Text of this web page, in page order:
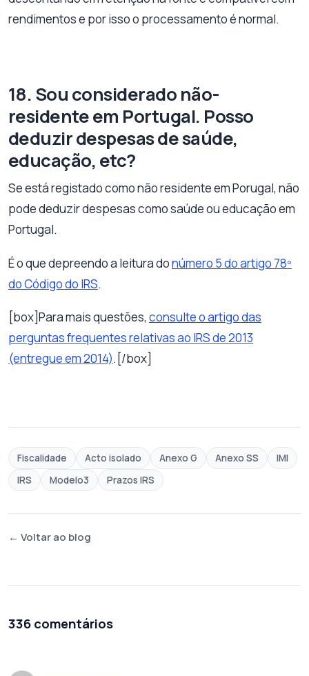
rendimentos e por isso o processamento é normal.
18. Sou considerado não-
residente em Portugal. Posso
deduzir despesas de saúde,
educação, etc?
Se está registado como não residente em Porugal, não
pode deduzir despesas como saúde ou educação em
Portugal.
É o que depreendo a leitura donúmero 5 do artigo 78º
do Código do IRS.
[box]Para mais questões, consulte o artigo das
perguntas frequentes relativas ao IRS de 2013
(entregue em 2014).[/box]
Fiscalidade Acto isolado Anexo G Anexo SS
IMI
IRS
Modelo3 Prazos IRS
← Voltar ao blog
336 comentários